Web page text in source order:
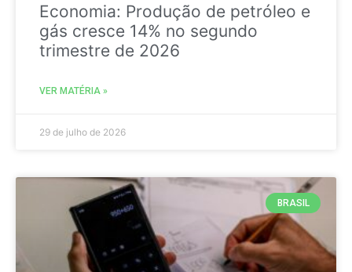
Economia: Produção de petróleo e
gás cresce 14% no segundo
trimestre de 2026
VER MATÉRIA »
29 de julho de 2026
BRASIL